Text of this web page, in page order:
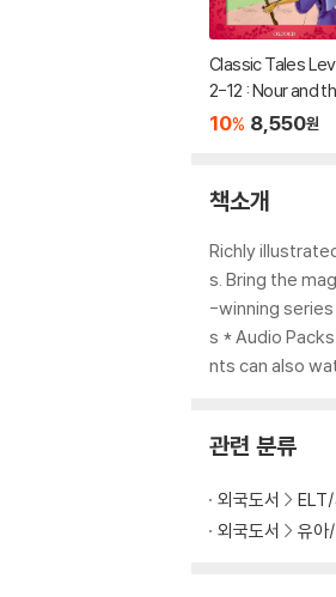
Classic Tales
2-12 : Nour and
Three Princess
10% 8,550원
책소개
Richly
s. Bring the
-winning
s * Audio
nts can also
관련 분류
외국도서
외국도서
유아